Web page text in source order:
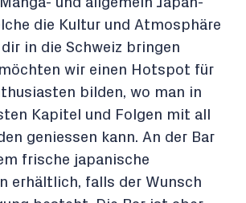
die Kultur und Atmosphäre
in die Schweiz bringen
wir einen Hotspot für
bilden, wo man in
Kapitel und Folgen mit all
geniessen kann. An der Bar
frische japanische
erhältlich, falls der Wunsch